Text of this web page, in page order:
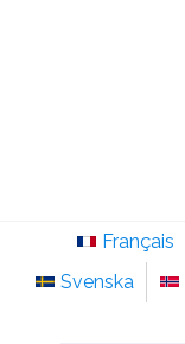
Français
Svenska